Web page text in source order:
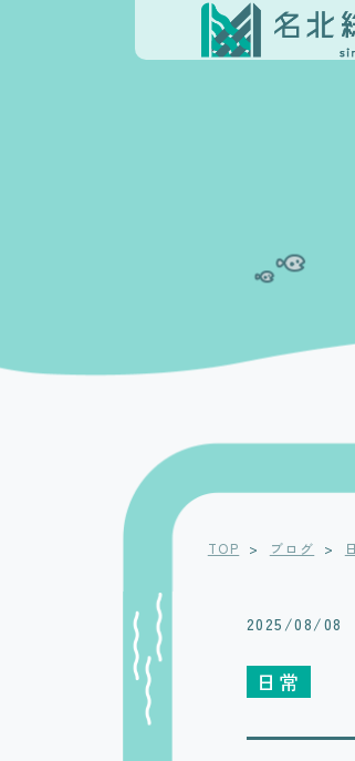
TOP > ブログ >
2025/08/08
日常